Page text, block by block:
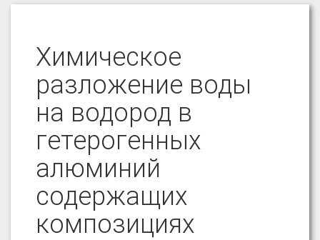
Химическое
разложение воды
на водород в
гетерогенных
алюминий
содержащих
композициях